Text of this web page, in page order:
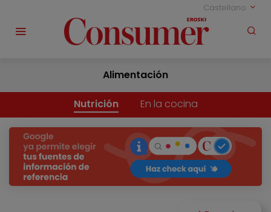
Castellano
Alimentación
Nutrición En la cocina